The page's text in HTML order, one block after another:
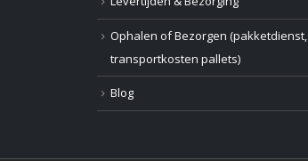
Ophalen of Bezorgen (pakketdienst,
transportkosten pallets)
Blog